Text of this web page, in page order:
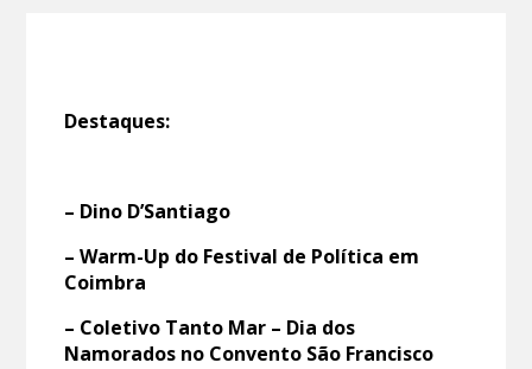
Destaques:
– Dino D’Santiago
– Warm-Up do Festival de Política em
Coimbra
– Coletivo Tanto Mar – Dia dos
Namorados no Convento São Francisco